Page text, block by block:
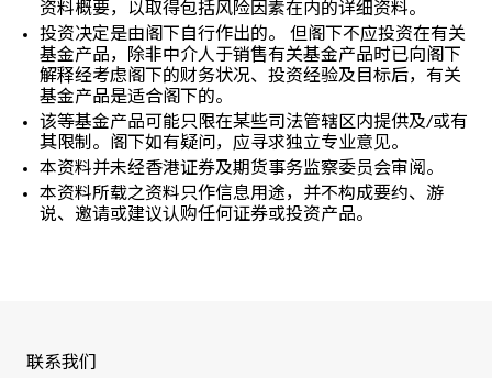
资料概要，以取得包括风险因素在内的详细资料。
投资决定是由阁下自行作出的。 但阁下不应投资在有关
基金产品，除非中介人于销售有关基金产品时已向阁下
解释经考虑阁下的财务状况、投资经验及目标后，有关
基金产品是适合阁下的。
该等基金产品可能只限在某些司法管辖区内提供及/或有
其限制。阁下如有疑问，应寻求独立专业意见。
本资料并未经香港证券及期货事务监察委员会审阅。
本资料所载之资料只作信息用途，并不构成要约、游
说、邀请或建议认购任何证券或投资产品。
联系我们